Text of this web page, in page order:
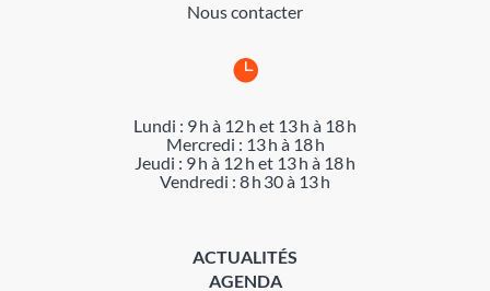
Nous contacter

Lundi : 9 h à 12 h et 13 h à 18 h
Mercredi : 13 h à 18 h
Jeudi : 9 h à 12 h et 13 h à 18 h
Vendredi : 8 h 30 à 13 h
ACTUALITÉS
AGENDA